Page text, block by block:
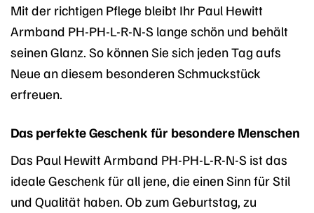
Mit der richtigen Pflege bleibt Ihr Paul Hewitt
Armband PH-PH-L-R-N-S lange schön und behält
seinen Glanz. So können Sie sich jeden Tag aufs
Neue an diesem besonderen Schmuckstück
erfreuen.
Das perfekte Geschenk für besondere Menschen
Das Paul Hewitt Armband PH-PH-L-R-N-S ist das
ideale Geschenk für all jene, die einen Sinn für Stil
und Qualität haben. Ob zum Geburtstag, zu